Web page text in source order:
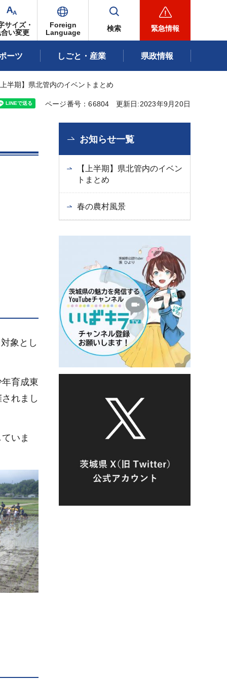
サイズ・
い変更
Foreign
Language
検索 緊急情報
ーツ しごと・産業 県政情報
半期】県北管内のイベントまとめ
ページ番号：66804 更新日:2023年9月20日
象とし
育成東
れまし
いま
お知らせ一覧
【上半期】県北管内のイベン
トまとめ
春の農村風景